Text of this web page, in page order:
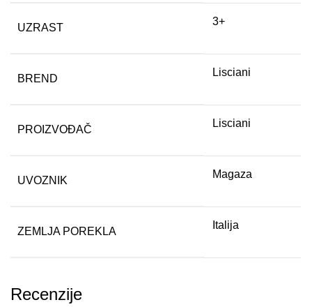
UZRAST
3+
BREND
Lisciani
PROIZVOĐAČ
Lisciani
UVOZNIK
Magaza
ZEMLJA POREKLA
Italija
Recenzije